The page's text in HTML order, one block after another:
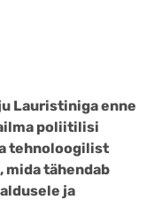
Lauristiniga enne
poliitilisi
tehnoloogilist
tähendab
ja